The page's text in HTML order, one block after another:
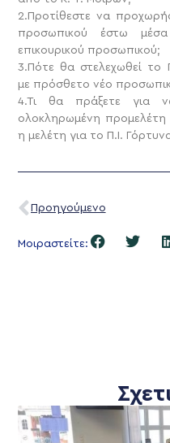
2.Προτίθεστε να
προσωπικού έστω
επικουρικού προσωπικού;
3.Πότε θα στελεχωθεί το
με πρόσθετο νέο
4.Τι θα πράξετε για
ολοκληρωμένη προμελέτη
η μελέτη για το Π.Ι.
Προηγούμενο
Μοιραστείτε: